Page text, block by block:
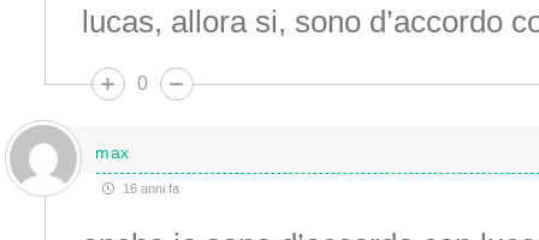
lucas, allora si, sono d’accordo
0
max
16 anni fa